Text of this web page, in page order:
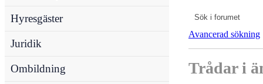
Hyresgäster
Juridik
Ombildning
Avancerad sökning
Trådar i